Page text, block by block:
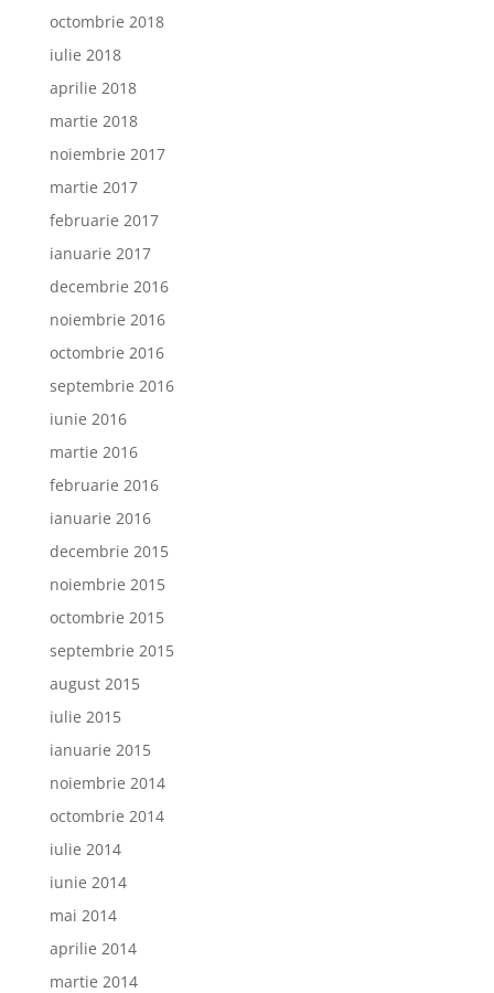
octombrie 2018
iulie 2018
aprilie 2018
martie 2018
noiembrie 2017
martie 2017
februarie 2017
ianuarie 2017
decembrie 2016
noiembrie 2016
octombrie 2016
septembrie 2016
iunie 2016
martie 2016
februarie 2016
ianuarie 2016
decembrie 2015
noiembrie 2015
octombrie 2015
septembrie 2015
august 2015
iulie 2015
ianuarie 2015
noiembrie 2014
octombrie 2014
iulie 2014
iunie 2014
mai 2014
aprilie 2014
martie 2014